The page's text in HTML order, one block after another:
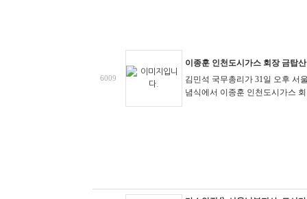
6009
이종훈 인천도시가스 회장 금탑
김민석 국무총리가 31일 오후 서
념식에서 이종훈 인천도시가스